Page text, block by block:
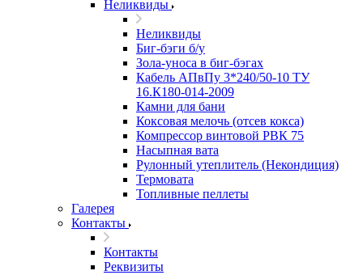
Неликвиды
Неликвиды
Биг-бэги б/у
Зола-уноса в биг-бэгах
Кабель АПвПу 3*240/50-10 ТУ
16.К180-014-2009
Камни для бани
Коксовая мелочь (отсев кокса)
Компрессор винтовой РВК 75
Насыпная вата
Рулонный утеплитель (Некондиция)
Термовата
Топливные пеллеты
Галерея
Контакты
Контакты
Реквизиты